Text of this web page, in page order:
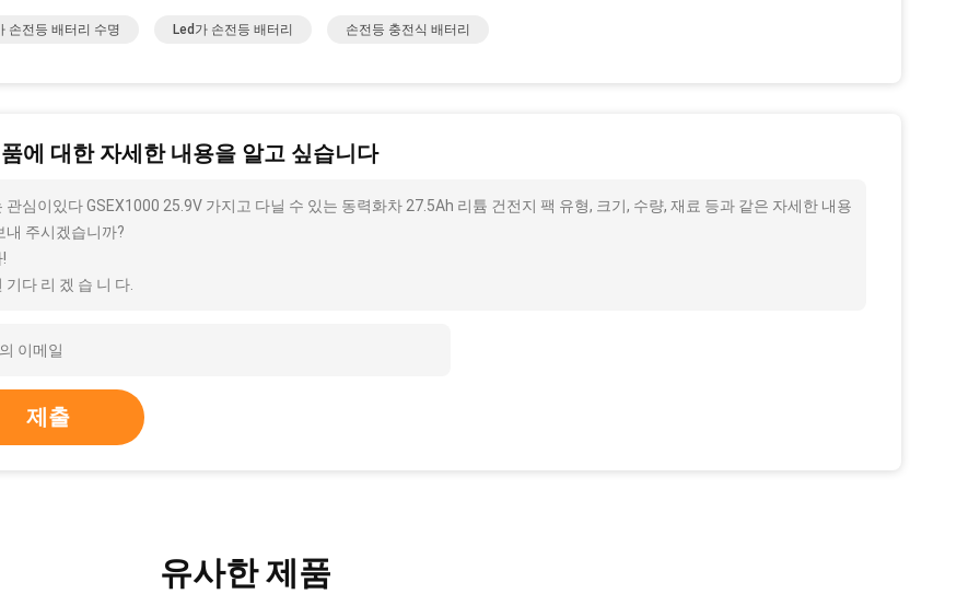
손전등 배터리 수명 Led가 손전등 배터리 손전등 충전식 배터리
에 대한 자세한 내용을 알고 싶습니다
관심이있다 GSEX1000 25.9V 가지고 다닐 수 있는 동력화차 27.5Ah 리튬 건전지 팩 유형, 크기, 수량, 재료 등과 같은 자세한 내용
내 주시겠습니까?
기다 리 겠 습 니 다.
제출
유사한 제품